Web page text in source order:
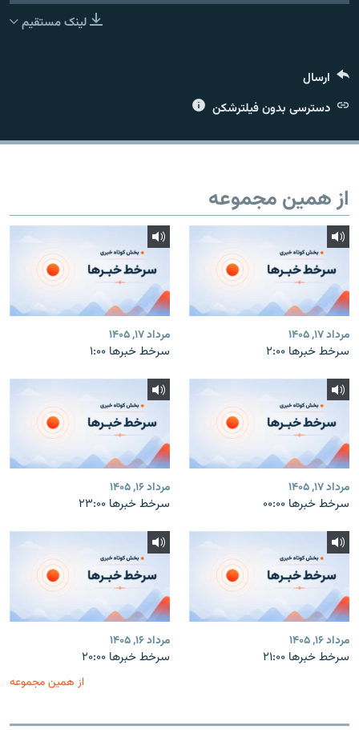
لینک مستقیم
ارسال
دسترسی بدون فیلترشکن
از همین مجموعه
مرداد ۱۷, ۱۴۰۵
سرخط خبرها ۲:۰۰
مرداد ۱۷, ۱۴۰۵
سرخط خبرها ۱:۰۰
مرداد ۱۷, ۱۴۰۵
سرخط خبرها ۰۰:۰۰
مرداد ۱۶, ۱۴۰۵
سرخط خبرها ۲۳:۰۰
مرداد ۱۶, ۱۴۰۵
سرخط خبرها ۲۱:۰۰
مرداد ۱۶, ۱۴۰۵
سرخط خبرها ۲۰:۰۰
از همین مجموعه